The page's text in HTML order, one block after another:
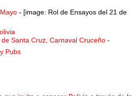
- [image: Rol de Ensayos del 21 de
Santa Cruz, Carnaval Cruceño -
Pubs